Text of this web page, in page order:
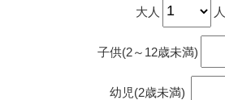
大人 人
子供(2～12歳未満)
幼児(2歳未満)